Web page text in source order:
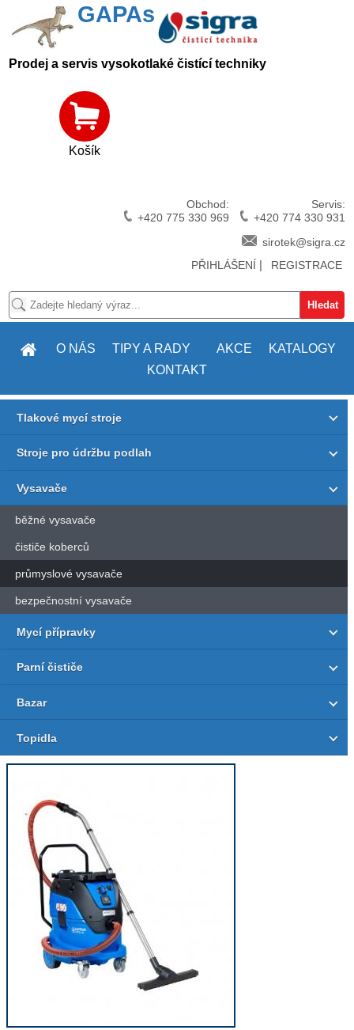
GAPAs
Prodej a servis vysokotlaké čistící techniky
Obchod:
+420 775 330 969
Servis:
+420 774 330 931
sirotek@sigra.cz
PŘIHLÁŠENÍ | REGISTRACE
Košík
O NÁS TIPY A RADY AKCE
KATALOGY
KONTAKT
Tlakové mycí stroje
Stroje pro údržbu podlah
Vysavače
běžné vysavače
čističe koberců
průmyslové vysavače
bezpečnostní vysavače
Mycí přípravky
Parní čističe
Bazar
Topidla